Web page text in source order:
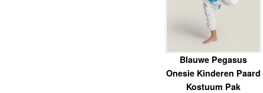
Blauwe Pegasus
Onesie Kinderen Paard
Kostuum Pak